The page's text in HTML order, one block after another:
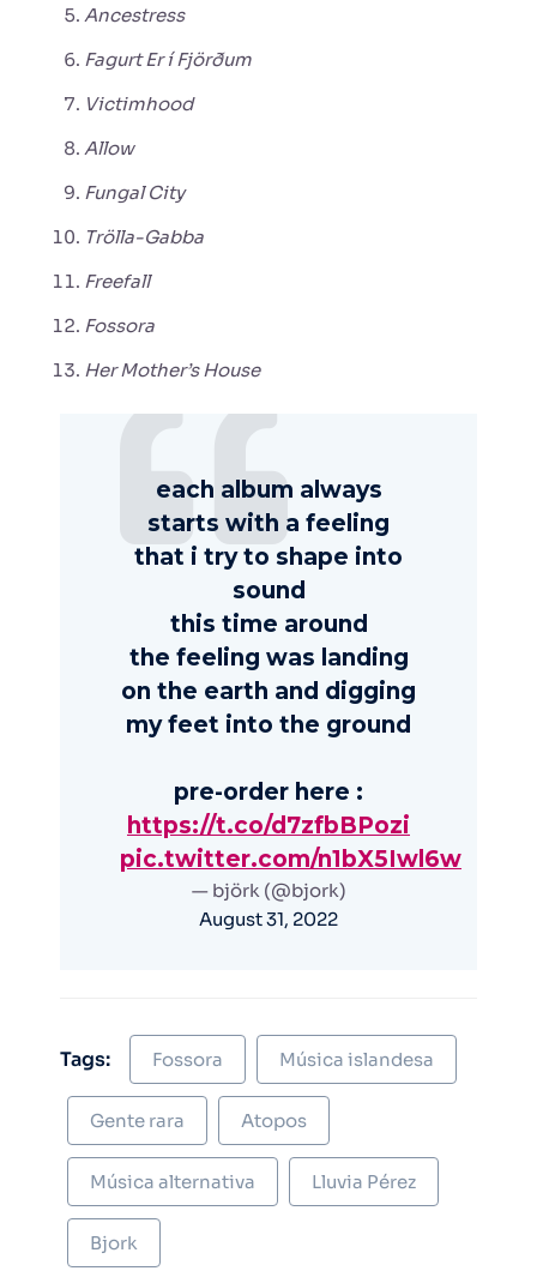
Ancestress
Fagurt Er í Fjörðum
Victimhood
Allow
Fungal City
Trölla-Gabba
Freefall
Fossora
Her Mother’s House
each album always
starts with a feeling
that i try to shape into
sound
this time around
the feeling was landing
on the earth and digging
my feet into the ground
pre-order here :
https://t.co/d7zfbBPozi
pic.twitter.com/n1bX5Iwl6w
— björk (@bjork)
August 31, 2022
Tags: Fossora Música islandesa
Gente rara Atopos
Música alternativa Lluvia Pérez
Bjork